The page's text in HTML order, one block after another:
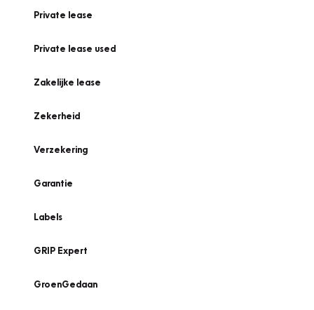
Private lease
Private lease used
Zakelijke lease
Zekerheid
Verzekering
Garantie
Labels
GRIP Expert
GroenGedaan